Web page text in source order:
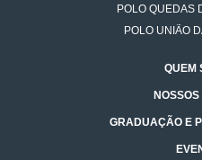
POLO QUEDAS
POLO UNIÃO
QUEM
GRADUAÇÃO E